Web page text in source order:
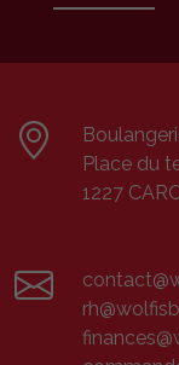
Place du
1227